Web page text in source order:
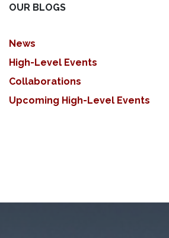
OUR BLOGS
News
High-Level Events
Collaborations
Upcoming High-Level Events